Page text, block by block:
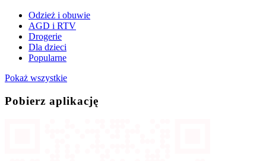
Odzież i obuwie
AGD i RTV
Drogerie
Dla dzieci
Popularne
Pokaż wszystkie
Pobierz aplikację